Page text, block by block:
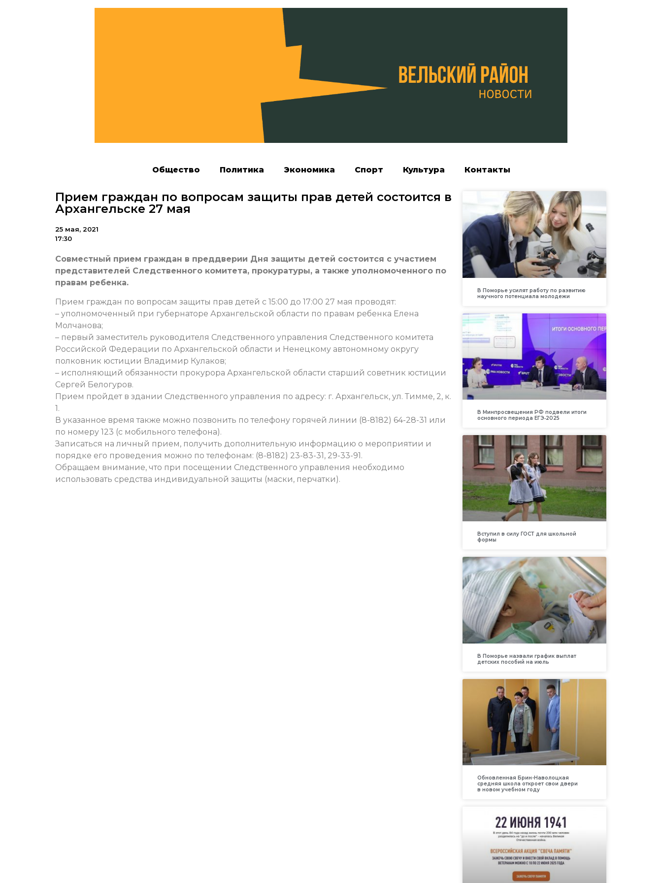
Общество Политика Экономика Спорт Культура Контакты
Прием граждан по вопросам защиты прав детей состоится в
Архангельске 27 мая
25 мая, 2021
17:30
Совместный прием граждан в преддверии Дня защиты детей состоится с участием
представителей Следственного комитета, прокуратуры, а также уполномоченного по
правам ребенка.
Прием граждан по вопросам защиты прав детей с 15:00 до 17:00 27 мая проводят:
– уполномоченный при губернаторе Архангельской области по правам ребенка Елена
Молчанова;
– первый заместитель руководителя Следственного управления Следственного комитета
Российской Федерации по Архангельской области и Ненецкому автономному округу
полковник юстиции Владимир Кулаков;
– исполняющий обязанности прокурора Архангельской области старший советник юстиции
Сергей Белогуров.
Прием пройдет в здании Следственного управления по адресу: г. Архангельск, ул. Тимме, 2, к.
1.
В указанное время также можно позвонить по телефону горячей линии (8-8182) 64-28-31 или
по номеру 123 (с мобильного телефона).
Записаться на личный прием, получить дополнительную информацию о мероприятии и
порядке его проведения можно по телефонам: (8-8182) 23-83-31, 29-33-91.
Обращаем внимание, что при посещении Следственного управления необходимо
использовать средства индивидуальной защиты (маски, перчатки).
В Поморье усилят работу по развитию
научного потенциала молодежи
В Минпросвещения РФ подвели итоги
основного периода ЕГЭ‑2025
Вступил в силу ГОСТ для школьной
формы
В Поморье назвали график выплат
детских пособий на июль
Обновленная Брин-Наволоцкая
средняя школа откроет свои двери
в новом учебном году